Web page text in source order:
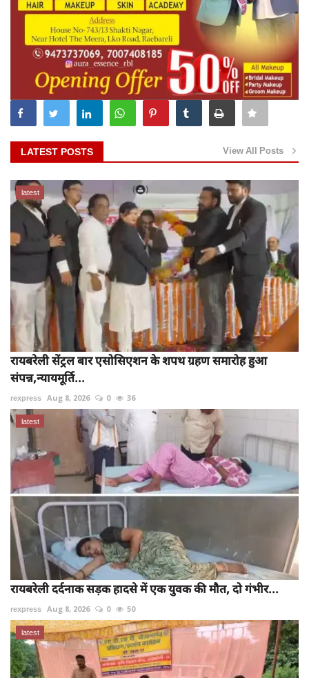
LATEST POSTS View All Posts
latest
रायबरेली सेंट्रल बार एसोसिएशन के शपथ ग्रहण समारोह हुआ
संपन्न,न्यायमूर्ति...
rexpress Aug 8, 2026 0 36
latest
रायबरेली दर्दनाक सड़क हादसे में एक युवक की मौत, दो गंभीर...
rexpress Aug 8, 2026 0 50
latest